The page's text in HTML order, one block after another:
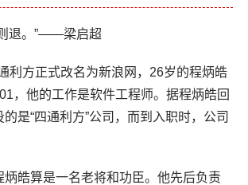
退。”——梁启超
利方正式改名为新浪网，26岁的程炳皓
，他的工作是软件工程师。据程炳皓回
是“四通利方”公司，而到入职时，公司
炳皓算是一名老将和功臣。他先后负责